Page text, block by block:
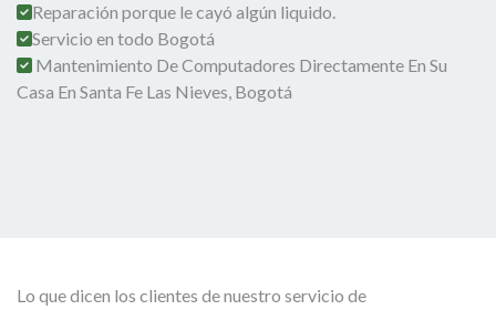
Reparación porque le cayó algún liquido.
Servicio en todo Bogotá
Mantenimiento De Computadores Directamente En Su
Casa En Santa Fe Las Nieves, Bogotá
Lo que dicen los clientes de nuestro servicio de